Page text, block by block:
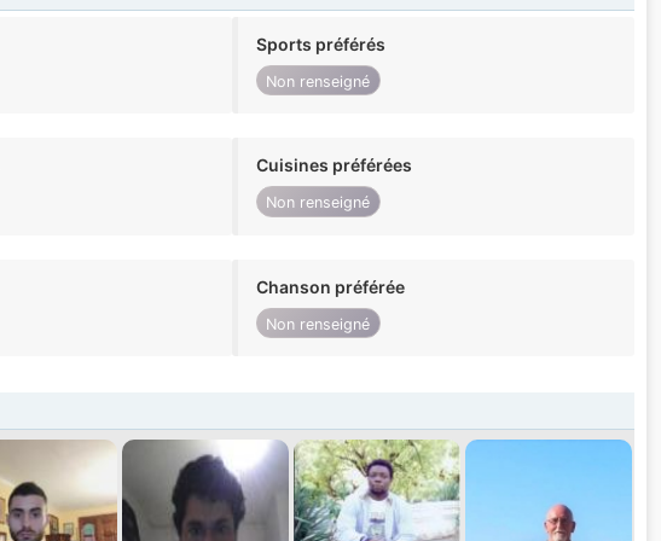
Sports préférés
Non renseigné
Cuisines préférées
Non renseigné
Chanson préférée
Non renseigné